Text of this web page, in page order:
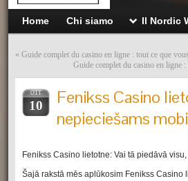
Home Chi siamo Il Nordic
« Guide complet du casino en ligne : tout ce que
Guide complet du casino en ligne
OTT
10
Fenikss Casino
nepieciešams
Fenikss Casino lietotne: Vai tā piedāvā
Šajā rakstā mēs aplūkosim Fenikss Casino